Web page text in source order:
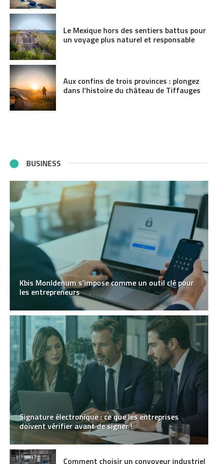
Le Mexique hors des sentiers battus pour
un voyage plus naturel et responsable
Aux confins de trois provinces : plongez
dans l’histoire du château de Tiffauges
BUSINESS
Kbis MonIdenum s’impose comme un outil clé pour
les entrepreneurs
Signature électronique : ce que les entreprises
doivent vérifier avant de signer !
Comment choisir un convoyeur industriel